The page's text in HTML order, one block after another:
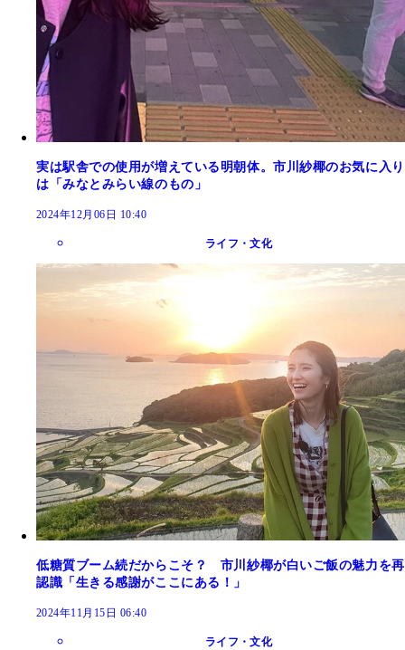
実は駅舎での使用が増えている明朝体。市川紗椰のお気に入り
は「みなとみらい線のもの」
2024年12月06日 10:40
ライフ・文化
低糖質ブーム続だからこそ？ 市川紗椰が白いご飯の魅力を再
認識「生きる感謝がここにある！」
2024年11月15日 06:40
ライフ・文化